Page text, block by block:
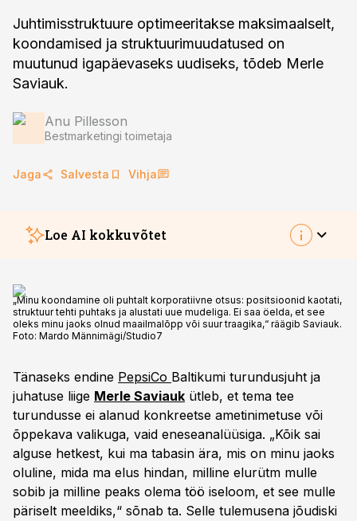
Juhtimisstruktuure optimeeritakse maksimaalselt,
koondamised ja struktuurimuudatused on
muutunud igapäevaseks uudiseks, tõdeb Merle
Saviauk.
Anu Pillesson
Bestmarketingi toimetaja
Jaga Salvesta Vihja
Loe AI kokkuvõtet
„Minu koondamine oli puhtalt korporatiivne otsus: positsioonid kaotati,
struktuur tehti puhtaks ja alustati uue mudeliga. Ei saa öelda, et see
oleks minu jaoks olnud maailmalõpp või suur traagika,“ räägib Saviauk.
Foto: Mardo Männimägi/Studio7
Tänaseks endine PepsiCo Baltikumi turundusjuht ja
juhatuse liige Merle Saviauk ütleb, et tema tee
turundusse ei alanud konkreetse ametinimetuse või
õppekava valikuga, vaid eneseanalüüsiga. „Kõik sai
alguse hetkest, kui ma tabasin ära, mis on minu jaoks
oluline, mida ma elus hindan, milline elurütm mulle
sobib ja milline peaks olema töö iseloom, et see mulle
päriselt meeldiks,“ sõnab ta. Selle tulemusena jõudiski